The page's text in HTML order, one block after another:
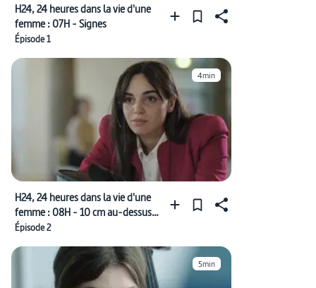
H24, 24 heures dans la vie d'une
femme : 07H - Signes
Épisode 1
4min
H24, 24 heures dans la vie d'une
femme : 08H - 10 cm au-dessus
du sol
Épisode 2
5min